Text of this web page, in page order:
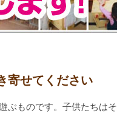
寄せてください
ぶものです。子供たちはそ